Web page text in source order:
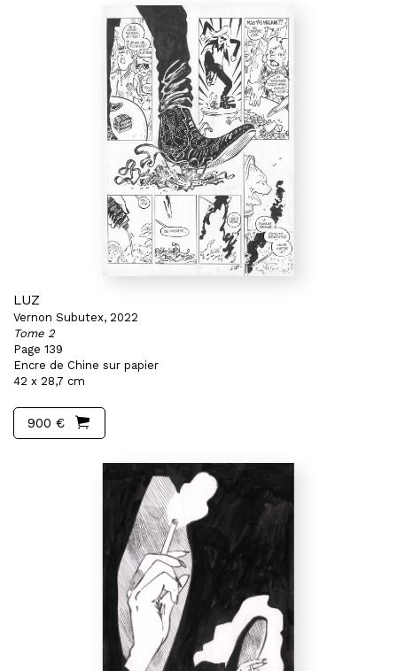
LUZ
Vernon Subutex, 2022
Tome 2
Page 139
Encre de Chine sur papier
42 x 28,7 cm
900 €